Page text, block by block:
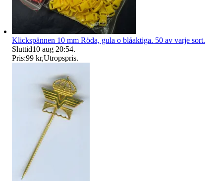
Klickspännen 10 mm Röda, gula o blåaktiga. 50 av varje sort.
Sluttid10 aug 20:54.
Pris:99 kr,Utropspris.